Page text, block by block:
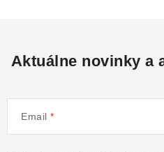
Aktuálne novinky a
Email